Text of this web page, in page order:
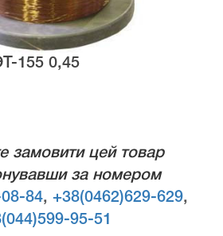
155 0,45
замовити цей товар
за номером
84, +38(0462)629-629,
95-51